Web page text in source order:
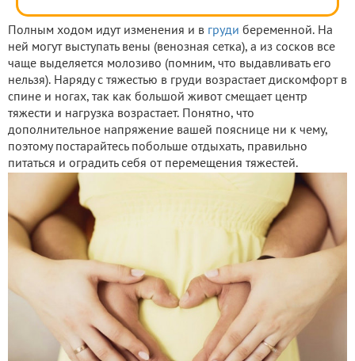
Полным ходом идут изменения и в груди беременной. На
ней могут выступать вены (венозная сетка), а из сосков все
чаще выделяется молозиво (помним, что выдавливать его
нельзя). Наряду с тяжестью в груди возрастает дискомфорт в
спине и ногах, так как большой живот смещает центр
тяжести и нагрузка возрастает. Понятно, что
дополнительное напряжение вашей пояснице ни к чему,
поэтому постарайтесь побольше отдыхать, правильно
питаться и оградить себя от перемещения тяжестей.